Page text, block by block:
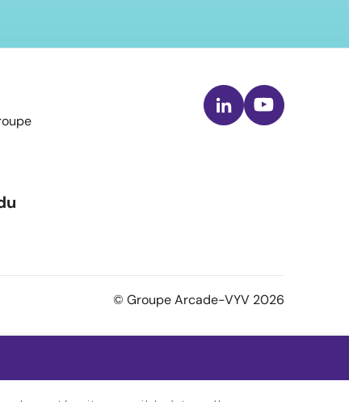
LinkedInYoutube
© Groupe Arcade-VYV 2026